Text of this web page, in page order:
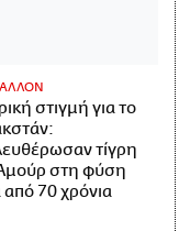
στιγμή για το
τίγρη
στη φύση
από 70 χρόνια